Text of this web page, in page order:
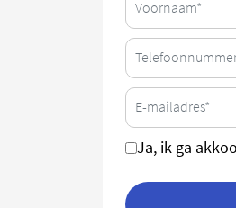
Ja, ik ga